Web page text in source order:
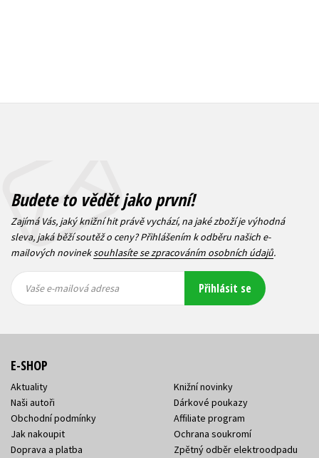
Budete to vědět jako první!
Zajímá Vás, jaký knižní hit právě vychází, na jaké zboží je výhodná
sleva, jaká běží soutěž o ceny? Přihlášením k odběru našich e-
mailových novineksouhlasíte se zpracováním osobních údajů.
mailová
mailová
Vaše e-mailová adresa Přihlásit se
E-SHOP
Aktuality
Naši autoři
Obchodní podmínky
Jak nakoupit
Doprava a platba
Knižní novinky
Dárkové poukazy
Affiliate program
Ochrana soukromí
Zpětný odběr elektroodpadu